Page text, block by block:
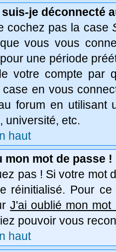
je déconnecté
cochez pas la case
vous vous
une période
votre compte par
en vous
forum en utilisant
université, etc.
haut
mon mot de passe !
pas ! Si votre mot
réinitialisé. Pour
J'ai oublié mon mot
pouvoir vous
haut